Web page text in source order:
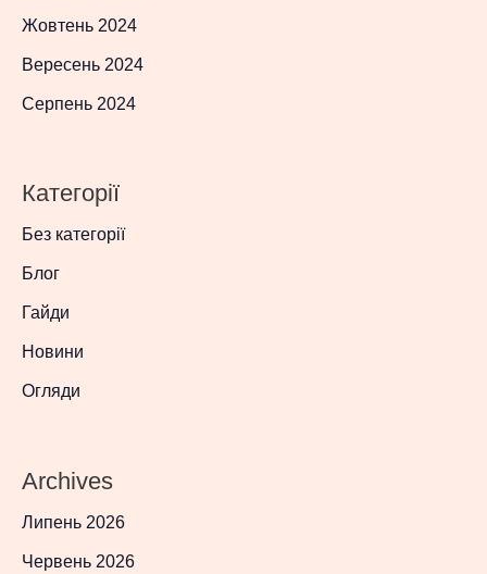
Жовтень 2024
Вересень 2024
Серпень 2024
Категорії
Без категорії
Блог
Гайди
Новини
Огляди
Archives
Липень 2026
Червень 2026